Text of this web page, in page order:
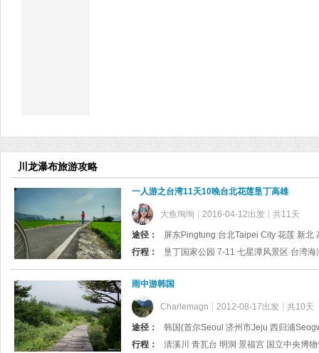
川龙瀑布旅游攻略
一人游之台湾11天10晚台北花莲垦丁高雄
大鱼珣珣 2016-04-12出发 共11天
途径：
屏东Pingtung 台北Taipei City 花莲 新北
行程：
雨中游韩国
Charlemagn 2012-08-17出发 共10天
途径：
韩国(首尔Seoul 济州市Jeju 西归浦
行程：